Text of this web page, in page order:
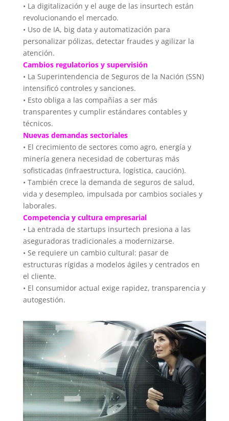
• La digitalización y el auge de las insurtech están
revolucionando el mercado.
• Uso de IA, big data y automatización para
personalizar pólizas, detectar fraudes y agilizar la
atención.
Cambios regulatorios y supervisión
• La Superintendencia de Seguros de la Nación (SSN)
intensificó controles y sanciones.
• Esto obliga a las compañías a ser más
transparentes y cumplir estándares contables y
técnicos.
Nuevas demandas sectoriales
• El crecimiento de sectores como agro, energía y
minería genera necesidad de coberturas más
sofisticadas (infraestructura, logística, caución).
• También crece la demanda de seguros de salud,
vida y desempleo, impulsada por cambios sociales y
laborales.
Competencia y cultura empresarial
• La entrada de startups insurtech presiona a las
aseguradoras tradicionales a modernizarse.
• Se requiere un cambio cultural: pasar de
estructuras rígidas a modelos ágiles y centrados en
el cliente.
• El consumidor actual exige rapidez, transparencia y
autogestión.